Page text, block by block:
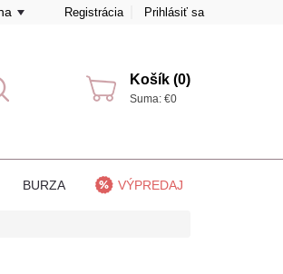
Registrácia Prihlásiť sa
Košík (0)
Suma: €0
BURZA VÝPREDAJ